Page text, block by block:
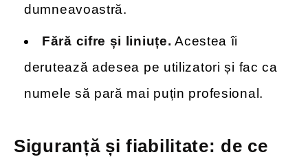
dumneavoastră.
Fără cifre și liniuțe. Acestea îi
derutează adesea pe utilizatori și fac ca
numele să pară mai puțin profesional.
Siguranță și fiabilitate: de ce